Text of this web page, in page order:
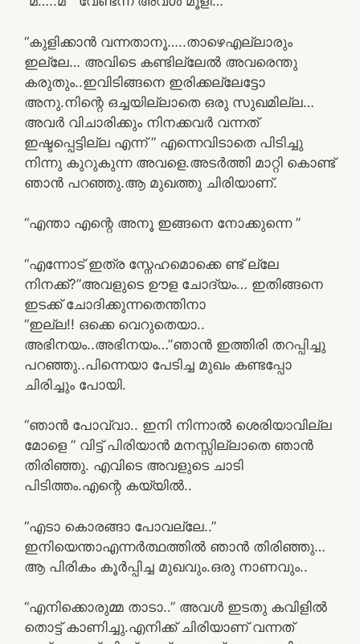
“കുളിക്കാൻ വന്നതാനൂ…..താഴെഎല്ലാരും
ഇല്ലേ… അവിടെ കണ്ടില്ലേൽ അവരെന്തു
കരുതും..ഇവിടിങ്ങനെ ഇരിക്കല്ലേട്ടോ
അനു.നിന്റെ ഒച്ചയില്ലാതെ ഒരു സുഖമില്ല…
അവർ വിചാരിക്കും നിനക്കവർ വന്നത്
ഇഷ്ടപ്പെട്ടില്ല എന്ന് ” എന്നെവിടാതെ പിടിച്ചു
നിന്നു കുറുകുന്ന അവളെ.അടർത്തി മാറ്റി കൊണ്ട്
ഞാൻ പറഞ്ഞു.ആ മുഖത്തു ചിരിയാണ്.
“എന്താ എന്റെ അനൂ ഇങ്ങനെ നോക്കുന്നെ ”
“എന്നോട് ഇത്ര സ്നേഹമൊക്കെ ണ്ട് ല്ലേ
നിനക്ക്?”അവളുടെ ഊള ചോദ്യം… ഇതിങ്ങനെ
ഇടക്ക് ചോദിക്കുന്നതെന്തിനാ
“ഇല്ല!! ഒക്കെ വെറുതെയാ..
അഭിനയം..അഭിനയം…”ഞാൻ ഇത്തിരി തറപ്പിച്ചു
പറഞ്ഞു..പിന്നെയാ പേടിച്ച മുഖം കണ്ടപ്പോ
ചിരിച്ചും പോയി.
“ഞാൻ പോവ്വാ.. ഇനി നിന്നാൽ ശെരിയാവില്ല
മോളെ ” വിട്ട് പിരിയാൻ മനസ്സില്ലാതെ ഞാൻ
തിരിഞ്ഞു. എവിടെ അവളുടെ ചാടി
പിടിത്തം.എന്റെ കയ്യിൽ..
“എടാ കൊരങ്ങാ പോവല്ലേ..”
ഇനിയെന്താഎന്നർത്ഥത്തിൽ ഞാൻ തിരിഞ്ഞു…
ആ പിരികം കൂർപ്പിച്ച മുഖവും.ഒരു നാണവും..
“എനിക്കൊരുമ്മ താടാ..” അവൾ ഇടതു കവിളിൽ
തൊട്ട് കാണിച്ചു.എനിക്ക് ചിരിയാണ് വന്നത്